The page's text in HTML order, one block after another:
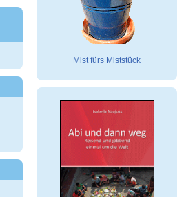
Mist fürs Miststück